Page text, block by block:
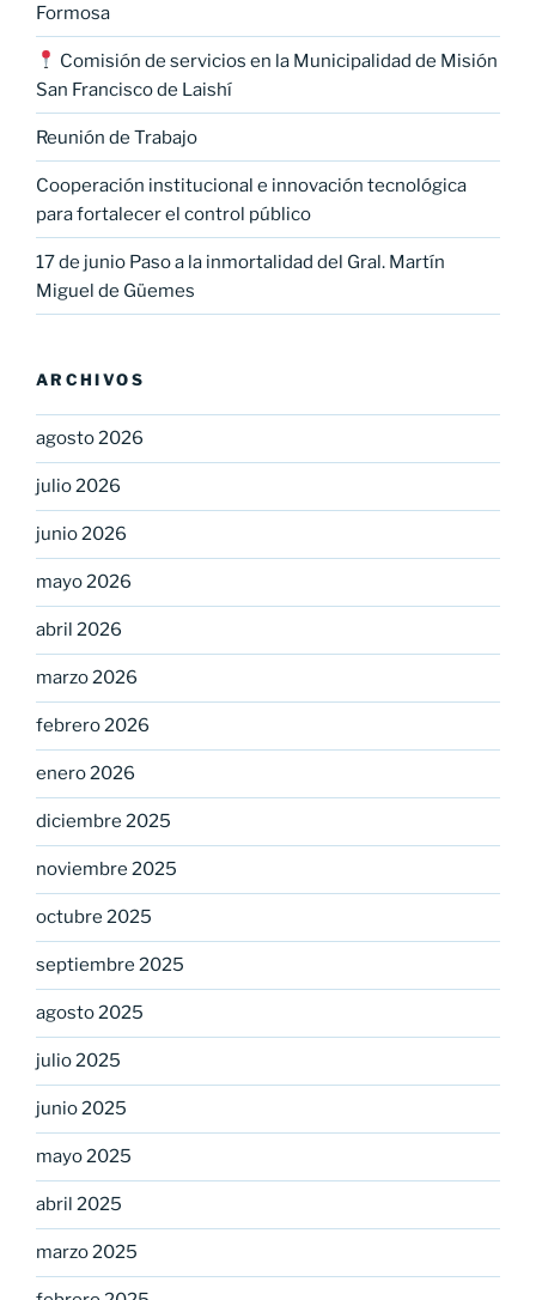
Formosa
Comisión de servicios en la Municipalidad de Misión
San Francisco de Laishí
Reunión de Trabajo
Cooperación institucional e innovación tecnológica
para fortalecer el control público
17 de junio Paso a la inmortalidad del Gral. Martín
Miguel de Güemes
ARCHIVOS
agosto 2026
julio 2026
junio 2026
mayo 2026
abril 2026
marzo 2026
febrero 2026
enero 2026
diciembre 2025
noviembre 2025
octubre 2025
septiembre 2025
agosto 2025
julio 2025
junio 2025
mayo 2025
abril 2025
marzo 2025